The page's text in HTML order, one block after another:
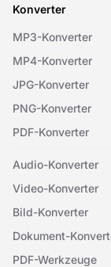
Konverter
MP3-Konverter
MP4-Konverter
JPG-Konverter
PNG-Konverter
PDF-Konverter
Audio-Konverter
Video-Konverter
Bild-Konverter
Dokument-
PDF-Werkzeuge